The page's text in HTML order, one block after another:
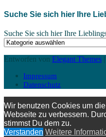
Suche Sie sich hier Ihre
Suche Sie sich hier Ihre
Entworfen von Elegant Themes
Impressum
Datenschutz
Wir benutzen Cookies um
Webseite zu verbessern.
stimmst Du dem zu.
Verstanden Weitere